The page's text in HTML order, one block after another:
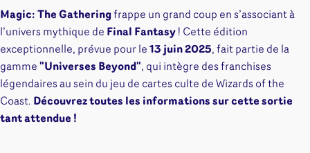
Magic: The Gatheringfrappe un grand coup en s’associant à
l’univers mythique de Final Fantasy ! Cette édition
exceptionnelle, prévue pour le 13 juin 2025, fait partie de la
gamme "Universes Beyond", qui intègre des franchises
légendaires au sein du jeu de cartes culte de Wizards of the
Coast. Découvrez toutes les informations sur cette sortie
tant attendue !